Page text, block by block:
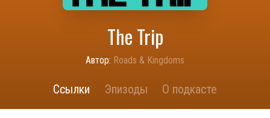
The Trip
Автор: Roads & Kingdoms
Ссылки Эпизоды О подкасте